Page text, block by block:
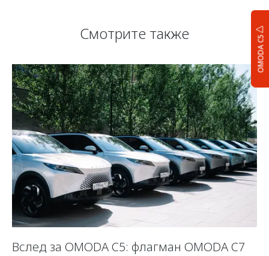
OMODA C5
Смотрите также
Вслед за OMODA C5: флагман OMODA C7